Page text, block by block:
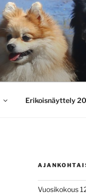
Erikoisnäyttely
Vuosikokous